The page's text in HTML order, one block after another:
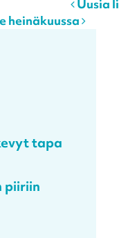
Uusia
heinäkuussa
tapa
piiriin